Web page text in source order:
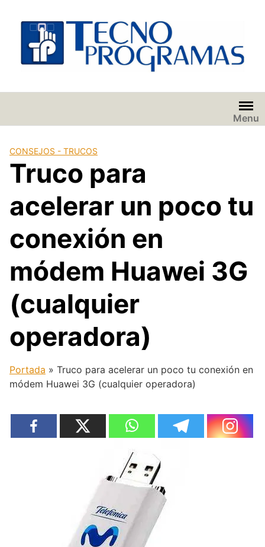
contenido
Menu
CONSEJOS - TRUCOS
Truco para
acelerar un poco tu
conexión en
módem Huawei 3G
(cualquier
operadora)
Portada » Truco para acelerar un poco tu conexión en
módem Huawei 3G (cualquier operadora)